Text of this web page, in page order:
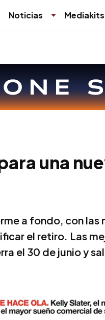
Noticias Mediakits
una
a fondo, con
el retiro. Las
el 30 de junio y